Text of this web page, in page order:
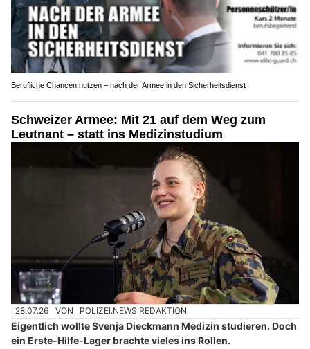
Berufliche Chancen nutzen – nach der Armee in den Sicherheitsdienst
Schweizer Armee: Mit 21 auf dem Weg zum
Leutnant – statt ins Medizinstudium
28.07.26 VON POLIZEI.NEWS REDAKTION
Eigentlich wollte Svenja Dieckmann Medizin studieren. Doch
ein Erste-Hilfe-Lager brachte vieles ins Rollen.